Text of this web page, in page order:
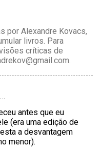
por Alexandre Kovacs,
livros. Para
críticas de
antes que eu
(era uma edição de
a desvantagem
menor).